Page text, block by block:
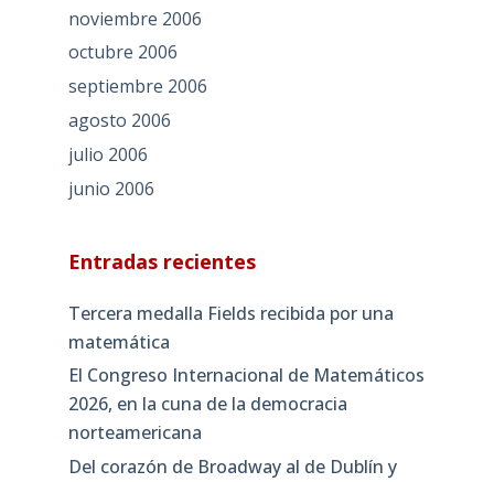
noviembre 2006
octubre 2006
septiembre 2006
agosto 2006
julio 2006
junio 2006
Entradas recientes
Tercera medalla Fields recibida por una
matemática
El Congreso Internacional de Matemáticos
2026, en la cuna de la democracia
norteamericana
Del corazón de Broadway al de Dublín y